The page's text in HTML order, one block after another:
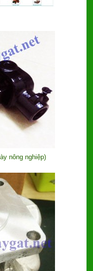
nông nghiệp)